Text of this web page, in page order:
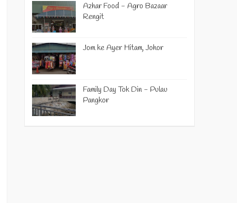
Azhar Food - Agro Bazaar
Rengit
Jom ke Ayer Hitam, Johor
Family Day Tok Din - Pulau
Pangkor